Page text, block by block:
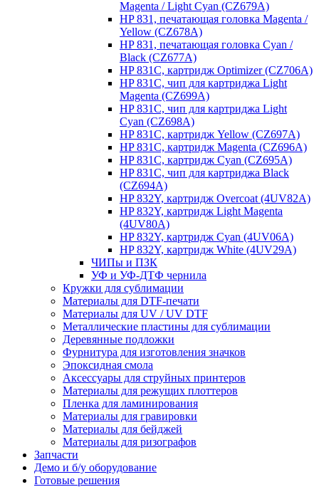
Magenta / Light Cyan (CZ679A)
HP 831, печатающая головка Magenta /
Yellow (CZ678A)
HP 831, печатающая головка Cyan /
Black (CZ677A)
HP 831C, картридж Optimizer (CZ706A)
HP 831C, чип для картриджа Light
Magenta (CZ699A)
HP 831C, чип для картриджа Light
Cyan (CZ698A)
HP 831C, картридж Yellow (CZ697A)
HP 831C, картридж Magenta (CZ696A)
HP 831C, картридж Cyan (CZ695A)
HP 831C, чип для картриджа Black
(CZ694A)
HP 832Y, картридж Overcoat (4UV82A)
HP 832Y, картридж Light Magenta
(4UV80A)
HP 832Y, картридж Cyan (4UV06A)
HP 832Y, картридж White (4UV29A)
ЧИПы и ПЗК
УФ и УФ-ДТФ чернила
Кружки для сублимации
Материалы для DTF-печати
Материалы для UV / UV DTF
Металлические пластины для сублимации
Деревянные подложки
Фурнитура для изготовления значков
Эпоксидная смола
Аксессуары для струйных принтеров
Материалы для режущих плоттеров
Пленка для ламинирования
Материалы для гравировки
Материалы для бейджей
Материалы для ризографов
Запчасти
Демо и б/у оборудование
Готовые решения